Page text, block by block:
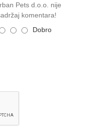
Pets d.o.o. nije
komentara!
Dobro